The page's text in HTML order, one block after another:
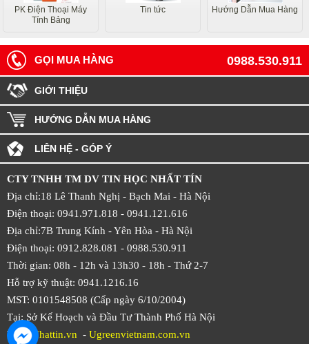
PK Điện Thoại Máy
Tính Bảng
Tin tức Hướng Dẫn Mua Hàng
0988.530.911
GỌI MUA HÀNG
GIỚI THIỆU
HƯỚNG DẪN MUA HÀNG
LIÊN HỆ - GÓP Ý
CTY TNHH TM DV TIN HỌC NHẤT TÍN
Địa chỉ:18 Lê Thanh Nghị - Bạch Mai - Hà Nội
Điện thoại: 0941.971.818 - 0941.121.616
Địa chỉ:7B Trung Kính - Yên Hòa - Hà Nội
Điện thoại: 0912.828.081 - 0988.530.911
Thời gian: 08h - 12h và 13h30 - 18h - Thứ 2-7
Hỗ trợ kỹ thuật: 0941.1216.16
MST: 0101548508 (Cấp ngày 6/10/2004)
Tại: Sở Kế Hoạch và Đầu Tư Thành Phố Hà Nội
Web:Nhattin.vn - Ugreenvietnam.com.vn